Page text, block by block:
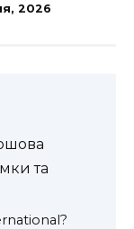
2026
та